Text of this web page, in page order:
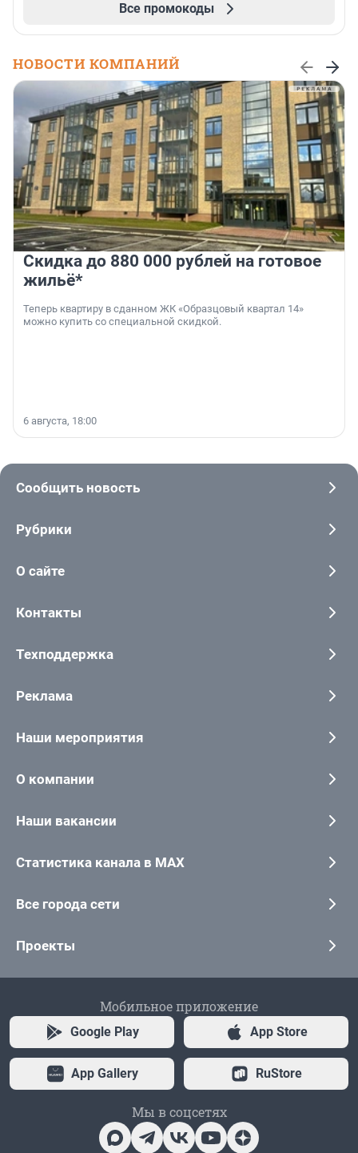
Все промокоды
НОВОСТИ КОМПАНИЙ
Скидка до 880 000 рублей на готовое
жильё*
Теперь квартиру в сданном ЖК «Образцовый квартал 14»
можно купить со специальной скидкой.
6 августа, 18:00
Сообщить новость
Рубрики
О сайте
Контакты
Техподдержка
Реклама
Наши мероприятия
О компании
Наши вакансии
Статистика канала в MAX
Все города сети
Проекты
Мобильное приложение
Google Play App Store
App Gallery RuStore
Мы в соцсетях